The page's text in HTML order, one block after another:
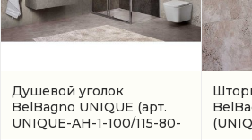
Душевой уголок
BelBagno UNIQUE (арт.
UNIQUE-AH-1-100/115-80-